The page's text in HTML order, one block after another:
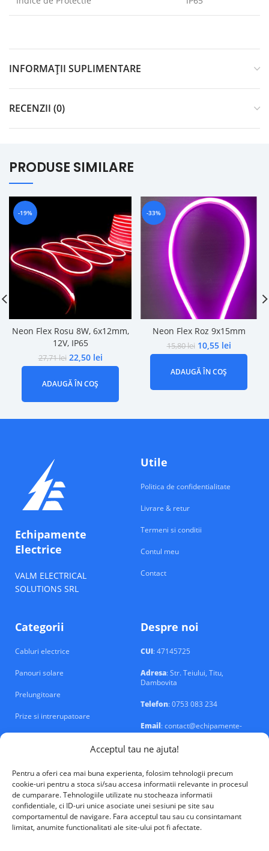
Acceptul tau ne ajuta!
Pentru a oferi cea mai buna experienta, folosim tehnologii precum
cookie-uri pentru a stoca si/sau accesa informatii relevante in procesul
de cumparare. Tehnologiile utilizate nu stocheaza informatii
confidentiale, ci ID-uri unice asociate unei sesiuni pe site sau
comportamentul de navigare. Fara acceptul tau sau cu consintamant
limitat, anumite functionalitati ale site-ului pot fi afectate.
INFORMAȚII SUPLIMENTARE
RECENZII (0)
PRODUSE SIMILARE
-19%
Neon Flex Rosu 8W, 6x12mm,
12V, IP65
27,71lei 22,50 lei
ADAUGĂ ÎN COȘ
-33%
Neon Flex Roz 9x15mm
15,80lei 10,55 lei
ADAUGĂ ÎN COȘ
Echipamente
Electrice
VALM ELECTRICAL
SOLUTIONS SRL
Utile
Politica de confidentialitate
Livrare & retur
Termeni si conditii
Contul meu
Contact
Categorii
Cabluri electrice
Panouri solare
Prelungitoare
Prize si intrerupatoare
Despre noi
CUI: 47145725
Adresa: Str. Teiului, Titu,
Dambovita
Telefon: 0753 083 234
Email: contact@echipamente-
electrice.ro
VALM Electrical Solutions © 2026